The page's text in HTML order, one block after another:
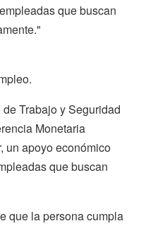
que buscan
Trabajo y Seguridad
Monetaria
un apoyo económico
que buscan
que la persona cumpla